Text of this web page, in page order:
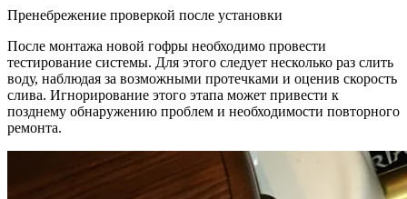
Пренебрежение проверкой после установки
После монтажа новой гофры необходимо провести
тестирование системы. Для этого следует несколько раз слить
воду, наблюдая за возможными протечками и оценив скорость
слива. Игнорирование этого этапа может привести к
позднему обнаружению проблем и необходимости повторного
ремонта.